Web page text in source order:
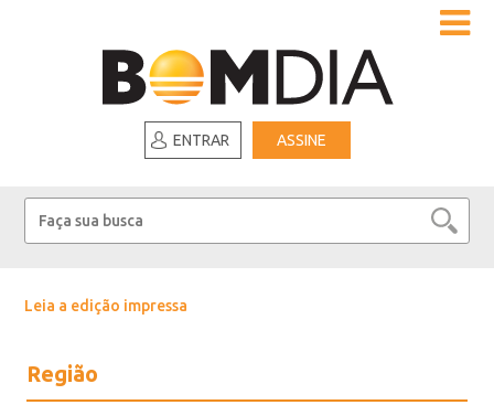
ENTRAR ASSINE
Leia a edição impressa
Região